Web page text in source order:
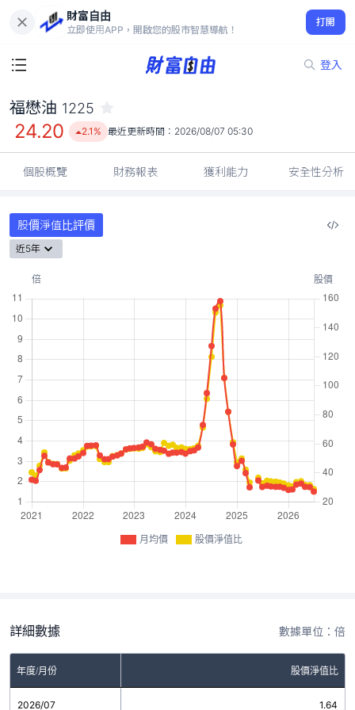
財富自由
立即使用APP，開啟您的股市智慧導航！
打開
登入
24.20
2.1%
福懋油 1225
24.20 2.1% 最近更新時間： 2026/08/07 05:30
個股概覽 財務報表 獲利能力 安全性分析
股價淨值比評價
近5年
月均價 股價淨值比
詳細數據 數據單位：倍
年度/月份 股價淨值比
2026/07 1.64